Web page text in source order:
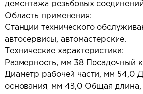
демонтажа резьбовых
Область применения:
Станции технического
автосервисы, автомастерские.
Технические характеристики:
Размерность, мм 38 Посадочный
Диаметр рабочей части, мм 54,0
основания, мм 48,0 Общая длина,